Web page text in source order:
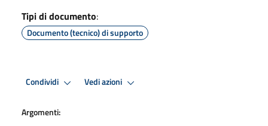
Tipi di documento:
Documento (tecnico) di supporto
Condividi Vedi azioni
Argomenti: